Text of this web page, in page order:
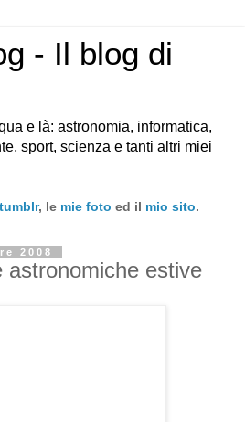
- Il blog di
e là: astronomia, informatica,
sport, scienza e tanti altri miei
, le mie foto ed il mio sito.
2008
astronomiche estive